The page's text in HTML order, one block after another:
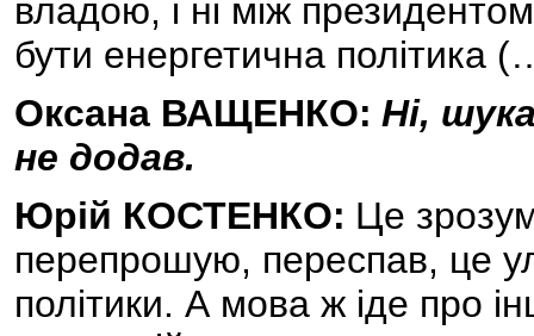
владою, і ні між
бути енергетична політика
Оксана ВАЩЕНКО: Ні,
не додав.
Юрій КОСТЕНКО: Це
перепрошую, переспав, це
політики. А мова ж іде про